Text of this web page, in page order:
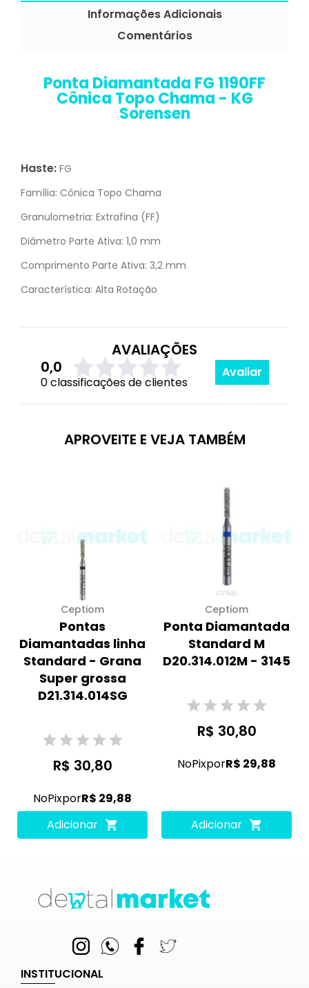
Informações Adicionais
Comentários
Ponta Diamantada FG 1190FF
Cônica Topo Chama - KG
Sorensen
Haste: FG
Família: Cônica Topo Chama
Granulometria: Extrafina (FF)
Diâmetro Parte Ativa: 1,0 mm
Comprimento Parte Ativa: 3,2 mm
Característica: Alta Rotação
AVALIAÇÕES
0,0
0 classificações de clientes
Avaliar
APROVEITE E VEJA TAMBÉM
Ceptiom
Pontas
Diamantadas linha
Standard - Grana
Super grossa
D21.314.014SG
R$ 30,80
NoPixporR$ 29,88
Adicionar
Ceptiom
Ponta Diamantada
Standard M
D20.314.012M - 3145
R$ 30,80
NoPixporR$ 29,88
Adicionar
INSTITUCIONAL